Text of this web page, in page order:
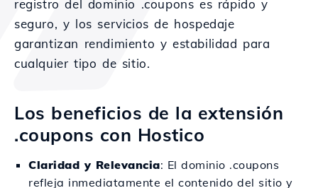
registro del dominio .coupons es rápido y
seguro, y los servicios de hospedaje
garantizan rendimiento y estabilidad para
cualquier tipo de sitio.
Los beneficios de la extensión
.coupons con Hostico
Claridad y Relevancia: El dominio .coupons
refleja inmediatamente el contenido del sitio y